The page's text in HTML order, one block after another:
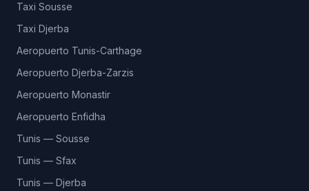
Taxi Sousse
Taxi Djerba
Aeropuerto Tunis-Carthage
Aeropuerto Djerba-Zarzis
Aeropuerto Monastir
Aeropuerto Enfidha
Tunis — Sousse
Tunis — Sfax
Tunis — Djerba